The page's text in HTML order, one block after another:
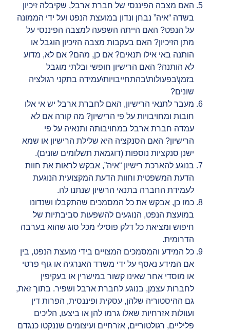
האם מצבה הפיננסי של חברת ארבל, שקיבלה זיכיון
בשדה “איה” נבחן ונדון במועצת הנפט ועל ידי הממונה
על הנפט? האם הייתה השפעה למצבה הפיננסי על
מתן הזיכיון? האם בעקבות מצבה הזיכיון הוגבל או
הותנה באי אילו תנאים? אם כן, מהם? אם לא, מדוע
לא הותנה? האם הרישיון חופשי ובלתי מוגבל
בזמן\בפעולות\בהתחייבויות\עמידה בתקני רגולציה
שונים?
מעבר לתנאי הרישיון, האם לחברת ארבל יש אי אלו
חובות ומחויבויות על פי הרישיון? מה קורה אם לא
עמדה חברת ארבל במחויבותה ותנאיה על פי
הרישיון? האם הסנקציה היא שלילת הרישיון או שמא
ישנן סנקציות נוספות (דוגמאת תשלומים שונים).
בנוגע להארכת רישיון “איה”, אבקש לראות את חוות
הדעת המשפטית וחוות הדעת המקצועית הנוגעת
לעמידת החברה בתנאי הרשיון שנתנו לה.
כמו כן, אבקש את כל המסמכים שהתקבלו ושנדונו
במועצת הנפט, הנוגעים להשפעות סביבתיות של
חיפוש ומציאת כל דלק פוסילי מכל סוג שהוא בערבה
הדרומית.
כל המידע והמסמכים המצויים בידי מועצת הנפט, בין
אם המידע נאסף על ידי משרד האנרגיה או גוף פרטי
או מוסדי אחר שאינו קשור במישרין או בעקיפין
לחברות עצמן, בנוגע לחברת ארבל ושפיר. בתוך זאת,
גם ההיסטוריה שלהן, עסקית ופיננסית, הפרות דין
ועוולות אזרחיות שאלו גרמו להן או ביצעו, הליכים
פליליים, רגולטוריים, אזרחיים ועיצומים שננקטו כנגדם